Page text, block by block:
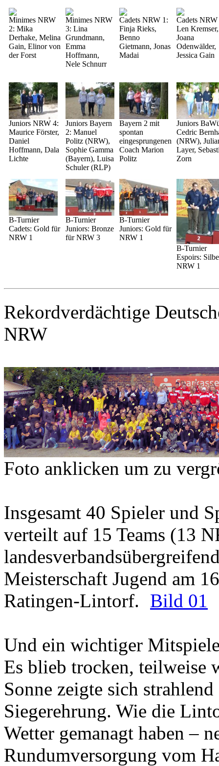
Minimes NRW
2: Mika
Derhake, Melina
Gain, Elinor von
der Forst
Minimes NRW
3: Lina
Grundmann,
Emma
Hoffmann,
Nele Schnurr
Cadets NRW 1:
Finja Rieks,
Benno
Gietmann, Jonas
Madai
Cadets NRW
Len Kremser,
Joana
Odenwälder,
Jessica Gain
Juniors NRW 4:
Maurice Förster,
Daniel
Hoffmann, Dala
Lichte
Juniors Bayern
2: Manuel
Politz (NRW),
Sophie Gamma
(Bayern), Luisa
Schuler (RLP)
Bayern 2 mit
spontan
eingesprungenen
Coach Marion
Politz
Juniors
Cedric
(NRW),
Layer,
Zorn
B-Turnier
Cadets: Gold für
NRW 1
B-Turnier
Juniors: Bronze
für NRW 3
B-Turnier
Juniors: Gold für
NRW 1
B-Turnier
Espoirs:
NRW 1
Rekordverdächtige
NRW
Foto anklicken um zu
Insgesamt 40 Spieler und
verteilt auf 15 Teams (13
Meisterschaft Jugend am
Ratingen-Lintorf. Bild 01
Und ein wichtiger
Es blieb trocken, teilweise
Sonne zeigte sich
Siegerehrung. Wie die
Wetter gemanagt haben –
Rundumversorgung vom